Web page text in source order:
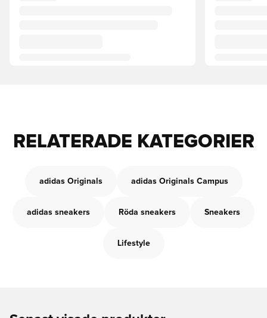
RELATERADE KATEGORIER
adidas Originals adidas Originals Campus
adidas sneakers Röda sneakers Sneakers
Lifestyle